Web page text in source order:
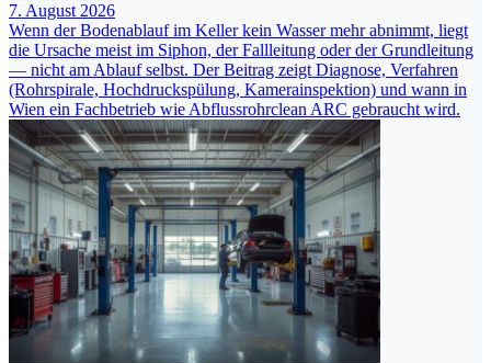
7. August 2026
Wenn der Bodenablauf im Keller kein Wasser mehr abnimmt, liegt
die Ursache meist im Siphon, der Fallleitung oder der Grundleitung
— nicht am Ablauf selbst. Der Beitrag zeigt Diagnose, Verfahren
(Rohrspirale, Hochdruckspülung, Kamerainspektion) und wann in
Wien ein Fachbetrieb wie Abflussrohrclean ARC gebraucht wird.